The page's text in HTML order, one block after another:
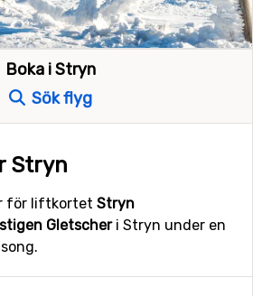
Boka i Stryn
Sök flyg
Stryn
för liftkortet Stryn
Gletscheri Stryn under en